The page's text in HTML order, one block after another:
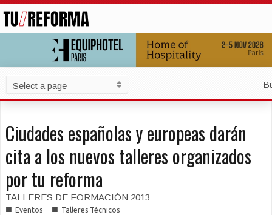
Ciudades españolas y europeas darán
cita a los nuevos talleres organizados
por tu reforma
TALLERES DE FORMACIÓN 2013
■ Eventos ■ Talleres Técnicos